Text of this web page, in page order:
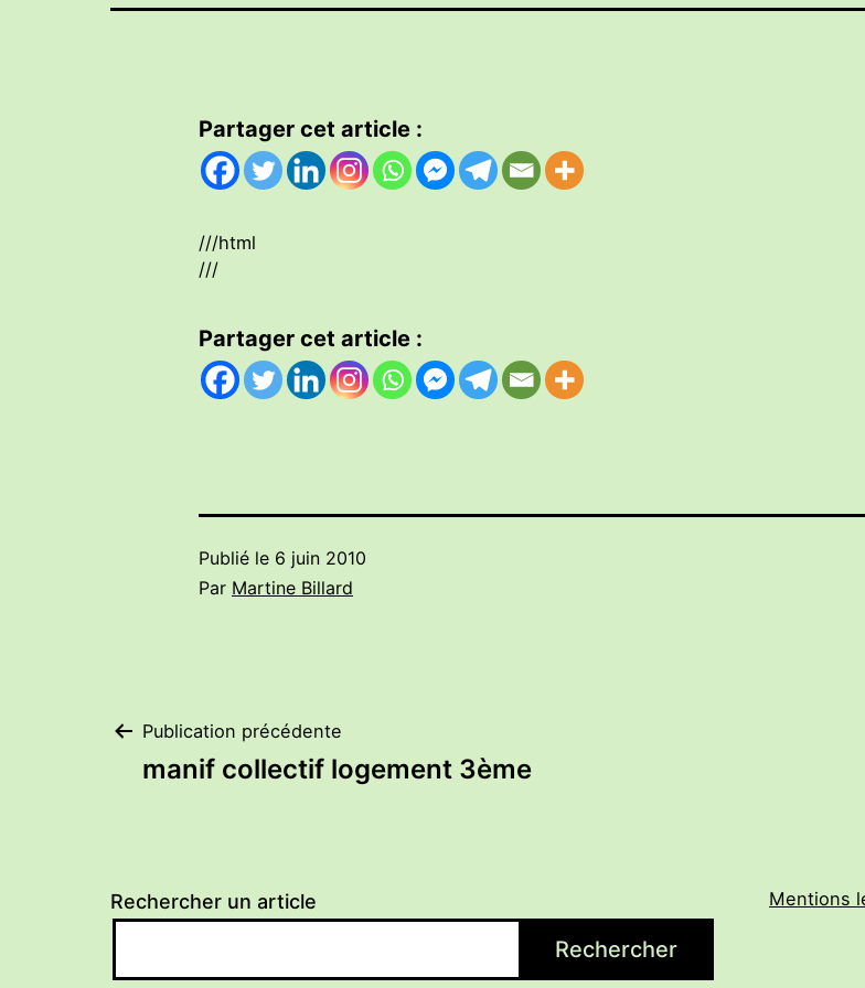
Partager cet article :
///html
///
Partager cet article :
Publié le 6 juin 2010
Par Martine Billard
Navigation
l’article
Publication précédente
manif collectif logement 3ème
Rechercher un article
Rechercher
Mentions